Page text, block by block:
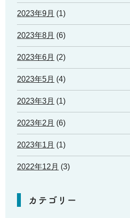
2023年9月 (1)
2023年8月 (6)
2023年6月 (2)
2023年5月 (4)
2023年3月 (1)
2023年2月 (6)
2023年1月 (1)
2022年12月 (3)
カテゴリー